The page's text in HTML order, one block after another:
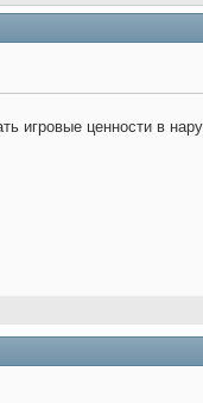
игровые ценности в